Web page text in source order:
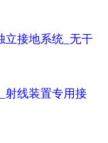
立接地系统_无干
射线装置专用接